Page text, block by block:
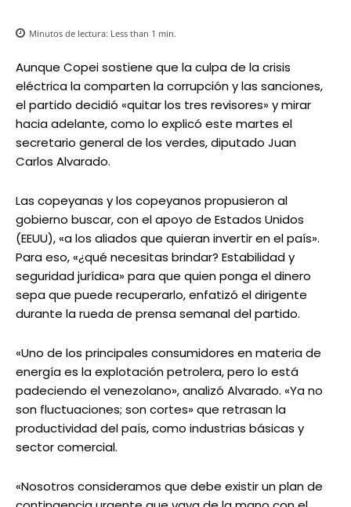
Minutos de lectura: Less than 1 min.
Aunque Copei sostiene que la culpa de la crisis
eléctrica la comparten la corrupción y las sanciones,
el partido decidió «quitar los tres revisores» y mirar
hacia adelante, como lo explicó este martes el
secretario general de los verdes, diputado Juan
Carlos Alvarado.
Las copeyanas y los copeyanos propusieron al
gobierno buscar, con el apoyo de Estados Unidos
(EEUU), «a los aliados que quieran invertir en el país».
Para eso, «¿qué necesitas brindar? Estabilidad y
seguridad jurídica» para que quien ponga el dinero
sepa que puede recuperarlo, enfatizó el dirigente
durante la rueda de prensa semanal del partido.
«Uno de los principales consumidores en materia de
energía es la explotación petrolera, pero lo está
padeciendo el venezolano», analizó Alvarado. «Ya no
son fluctuaciones; son cortes» que retrasan la
productividad del país, como industrias básicas y
sector comercial.
«Nosotros consideramos que debe existir un plan de